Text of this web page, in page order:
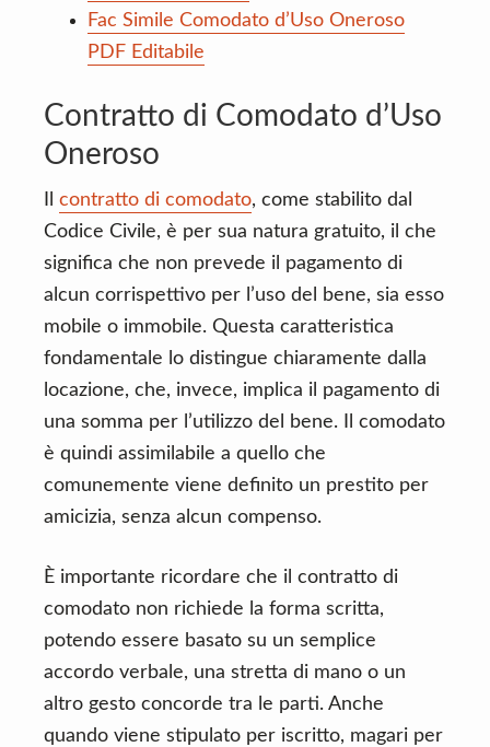
Fac Simile Comodato d’Uso Oneroso
PDF Editabile
Contratto di Comodato d’Uso
Oneroso
contratto di comodato, come stabilito dal
Codice Civile, è per sua natura gratuito, il che
significa che non prevede il pagamento di
alcun corrispettivo per l’uso del bene, sia esso
mobile o immobile. Questa caratteristica
fondamentale lo distingue chiaramente dalla
locazione, che, invece, implica il pagamento di
una somma per l’utilizzo del bene. Il comodato
è quindi assimilabile a quello che
comunemente viene definito un prestito per
amicizia, senza alcun compenso.
È importante ricordare che il contratto di
comodato non richiede la forma scritta,
potendo essere basato su un semplice
accordo verbale, una stretta di mano o un
altro gesto concorde tra le parti. Anche
quando viene stipulato per iscritto, magari per